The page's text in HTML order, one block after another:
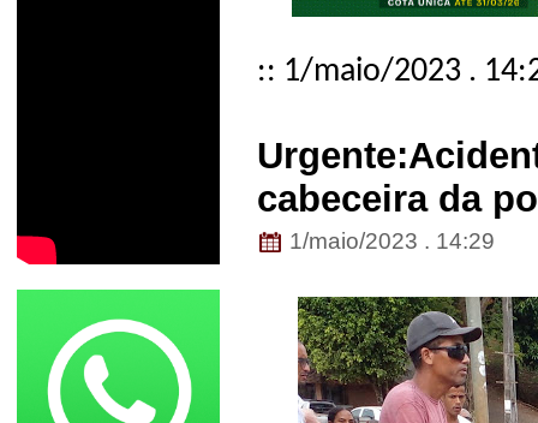
:: 1/maio/2023 .
cabeceira da
1/maio/2023 . 14:29